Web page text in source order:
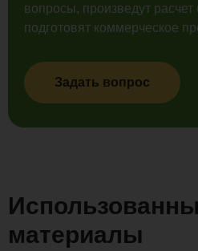
вопросы, произведут расчет
подготовят коммерческое
Задать вопрос
материалы